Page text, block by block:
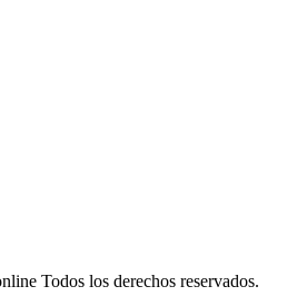
Todos los derechos reservados.